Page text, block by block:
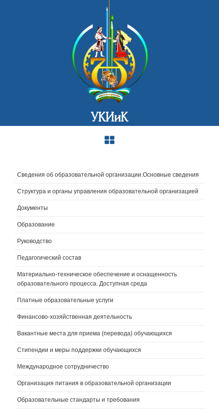
УКИиК
Сведения об образовательной организации.Основные сведения
Структура и органы управления образовательной организацией
Документы
Образование
Руководство
Педагогический состав
Материально-техническое обеспечение и оснащенность
образовательного процесса. Доступная среда
Платные образовательные услуги
Финансово-хозяйственная деятельность
Вакантные места для приема (перевода) обучающихся
Стипендии и меры поддержки обучающихся
Международное сотрудничество
Организация питания в образовательной организации
Образовательные стандарты и требования